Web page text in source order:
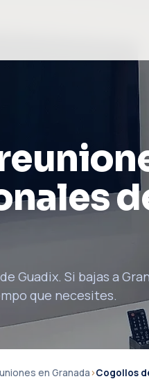
Guadix. Si bajas a
que necesites.
en Granada›Cogollos